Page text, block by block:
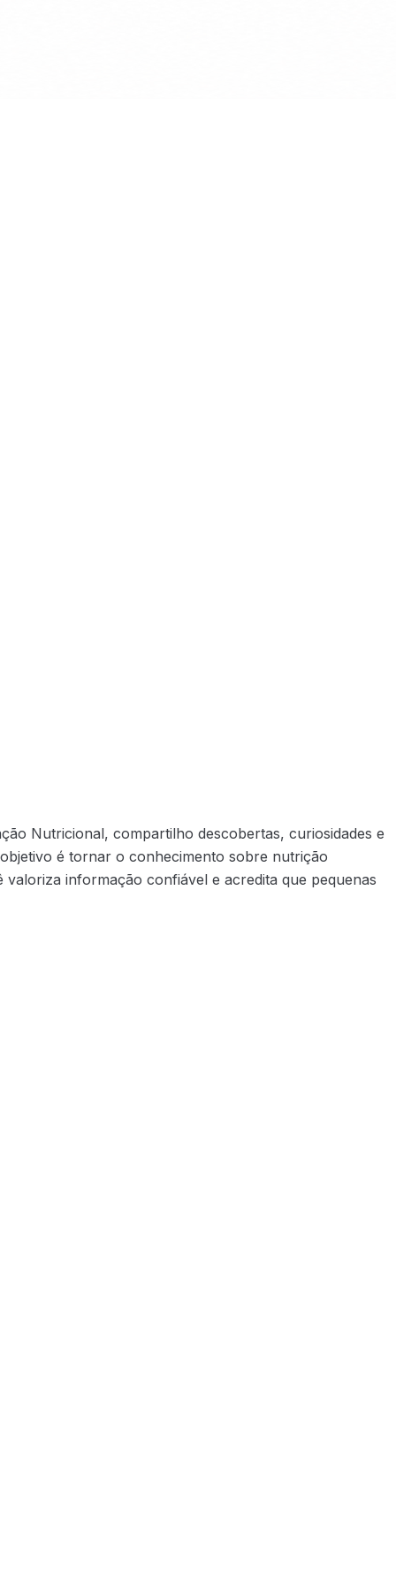
Nutricional, compartilho descobertas, curiosidades e
é tornar o conhecimento sobre nutrição
informação confiável e acredita que pequenas